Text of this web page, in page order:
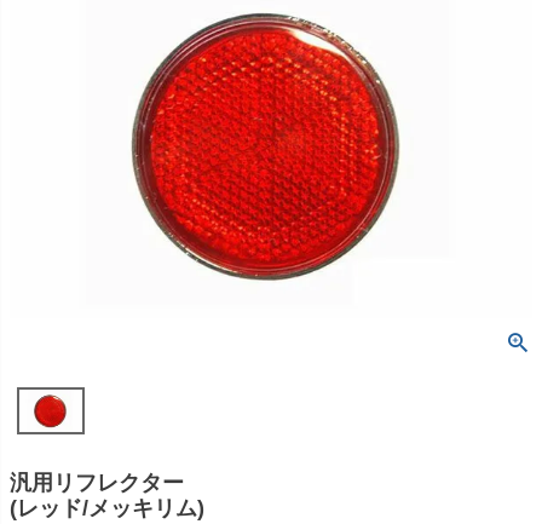
汎用リフレクター
(レッド/メッキリム)